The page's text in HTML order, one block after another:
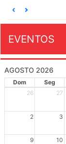
EVENTOS
AGOSTO 2026
Dom Seg
26
27
2 3
9 10